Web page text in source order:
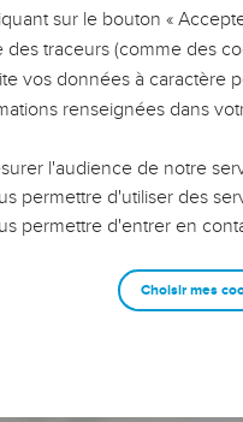
ÉVITER LES VOTRES ?
réussites, leur impact, leur
difficiles qu'ils ont
et responsables
pour avancer avec plus de
un ministère, une
sur le bouton «
des traceurs (comme des
vos données à caractère
renseignées dans
l'audience de notre
permettre d'utiliser des
permettre d'entrer en
Choisir mes